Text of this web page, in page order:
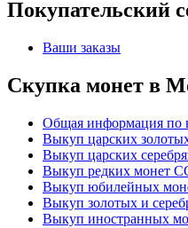
Покупательский
Ваши заказы
Скупка монет в
Общая информация по
Выкуп царских
Выкуп царских
Выкуп редких монет
Выкуп юбилейных
Выкуп золотых и
Выкуп иностранных